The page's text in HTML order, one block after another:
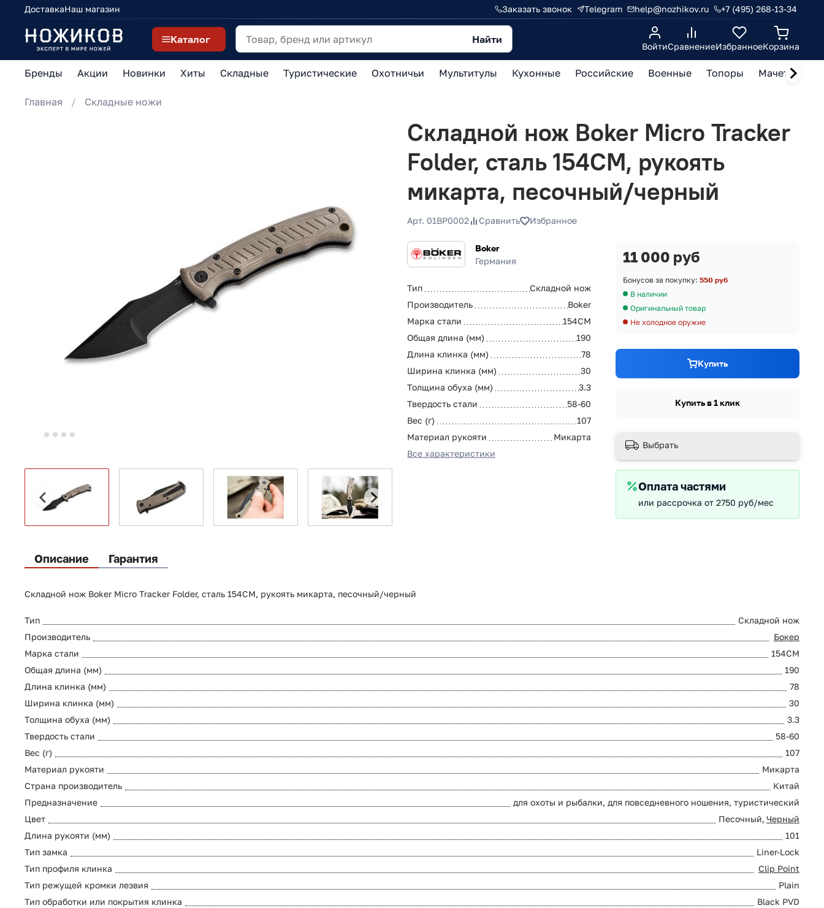
ДоставкаНаш магазин Заказать звонок Telegram help@nozhikov.ru +7 (495) 268-13-34
Каталог Найти
ВойтиСравнениеИзбранноеКорзина
Бренды Акции Новинки Хиты Складные Туристические Охотничьи Мультитулы Кухонные Российские Военные Топоры Мачете,
Главная Складные ножи
Складной нож Boker Micro Tracker
Folder, сталь 154CM, рукоять
микарта, песочный/черный
Арт. 01BP0002 Сравнить Избранное
Boker
Германия
Тип
Складной нож
Производитель
Boker
Марка стали
154CM
Общая длина (мм)
190
Длина клинка (мм)
78
Ширина клинка (мм)
30
Толщина обуха (мм)
3.3
Твердость стали
58-60
Вес (г)
107
Материал рукояти
Микарта
Все характеристики
11 000 руб
Бонусов за покупку: 550 руб
В наличии
Оригинальный товар
Не холодное оружие
Купить
Купить в 1 клик
Выбрать
Оплата частями
или рассрочка от 2750 руб/мес
Описание Гарантия
Складной нож Boker Micro Tracker Folder, сталь 154CM, рукоять микарта, песочный/черный
Тип
Складной нож
Производитель
Бокер
Марка стали
154CM
Общая длина (мм)
190
Длина клинка (мм)
78
Ширина клинка (мм)
30
Толщина обуха (мм)
3.3
Твердость стали
58-60
Вес (г)
107
Материал рукояти
Микарта
Страна производитель
Китай
Предназначение
для охоты и рыбалки, для повседневного ношения, туристический
Цвет
Песочный, Черный
Длина рукояти (мм)
101
Тип замка
Liner-Lock
Тип профиля клинка
Clip Point
Тип режущей кромки лезвия
Plain
Тип обработки или покрытия клинка
Black PVD